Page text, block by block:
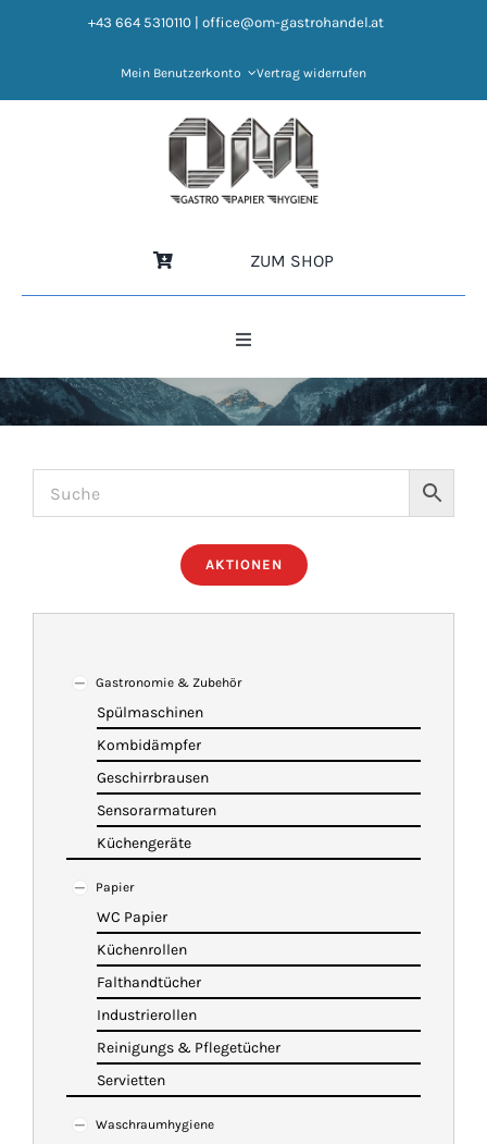
+43 664 5310110 office@om-gastrohandel.at
Mein Benutzerkonto Vertrag widerrufen
ZUM SHOP
Toggle
HOME
NEWS
IMBISSANHÄNGER
KATALOG
WARENKORB
AKTIONEN
Gastronomie & Zubehör
Spülmaschinen
Kombidämpfer
Geschirrbrausen
Sensorarmaturen
Küchengeräte
Papier
WC Papier
Küchenrollen
Falthandtücher
Industrierollen
Reinigungs & Pflegetücher
Servietten
Waschraumhygiene